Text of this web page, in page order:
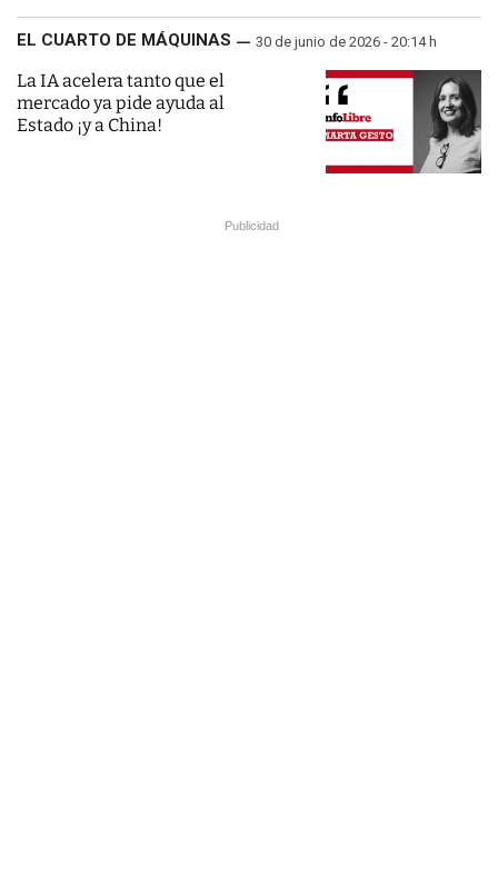
EL CUARTO DE MÁQUINAS 30 de junio de 2026 - 20:14 h
La IA acelera tanto que el
mercado ya pide ayuda al
Estado ¡y a China!
Publicidad